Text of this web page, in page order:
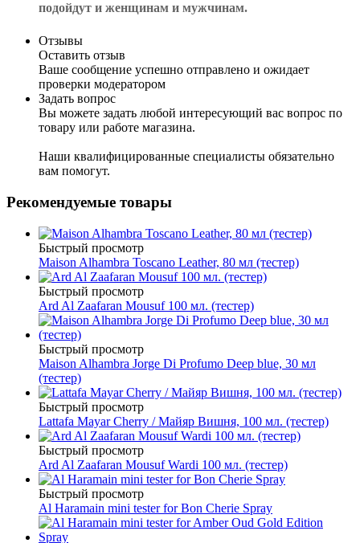
подойдут и женщинам и мужчинам.
Отзывы
Оставить отзыв
Ваше сообщение успешно отправлено и ожидает
проверки модератором
Задать вопрос
Вы можете задать любой интересующий вас вопрос по
товару или работе магазина.
Наши квалифицированные специалисты обязательно
вам помогут.
Рекомендуемые товары
Быстрый просмотр
Maison Alhambra Toscano Leather, 80 мл (тестер)
Быстрый просмотр
Ard Al Zaafaran Mousuf 100 мл. (тестер)
Быстрый просмотр
Maison Alhambra Jorge Di Profumo Deep blue, 30 мл
(тестер)
Быстрый просмотр
Lattafa Mayar Cherry / Майяр Вишня, 100 мл. (тестер)
Быстрый просмотр
Ard Al Zaafaran Mousuf Wardi 100 мл. (тестер)
Быстрый просмотр
Al Haramain mini tester for Bon Cherie Spray